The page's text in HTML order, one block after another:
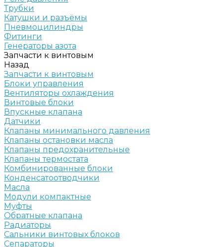
Трубки
Катушки и разъёмы
Пневмоцилиндры
Фитинги
Генераторы азота
Запчасти к винтовым
Назад
Запчасти к винтовым
Блоки управления
Вентиляторы охлаждения
Винтовые блоки
Впускные клапана
Датчики
Клапаны минимального давления
Клапаны остановки масла
Клапаны предохранительные
Клапаны термостата
Комбинированные блоки
Конденсатоотводчики
Масла
Модули компактные
Муфты
Обратные клапана
Радиаторы
Сальники винтовых блоков
Сепараторы